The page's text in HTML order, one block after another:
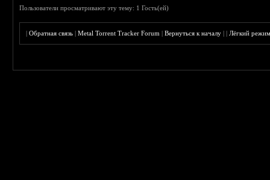
Пользователи просматривают эту тему: 1 Гость(ей)
|Обратная связь |Metal Torrent Tracker Forum |Вернуться к началу ||Лёгкий